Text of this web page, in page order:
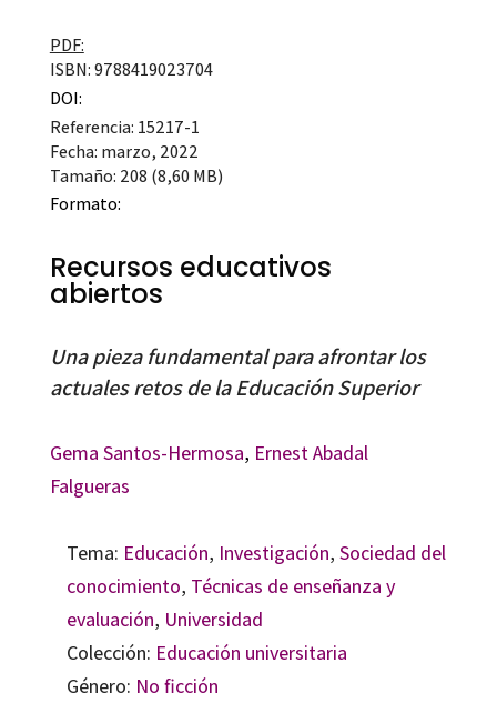
PDF:
ISBN: 9788419023704
DOI:
Referencia: 15217-1
Fecha: marzo, 2022
Tamaño: 208 (8,60 MB)
Formato:
Recursos educativos
abiertos
Una pieza fundamental para afrontar los
actuales retos de la Educación Superior
Gema Santos-Hermosa, Ernest Abadal
Falgueras
Tema: Educación, Investigación, Sociedad del
conocimiento, Técnicas de enseñanza y
evaluación, Universidad
Colección: Educación universitaria
Género: No ficción